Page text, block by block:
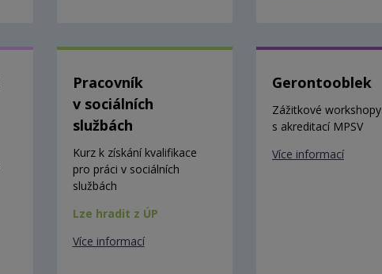
Pracovník
v sociálních
službách
Kurz k získání kvalifikace
pro práci v sociálních
službách
Lze hradit z ÚP
Více informací
Gerontooblek
Zážitkové workshopy
s akreditací MPSV
Více informací